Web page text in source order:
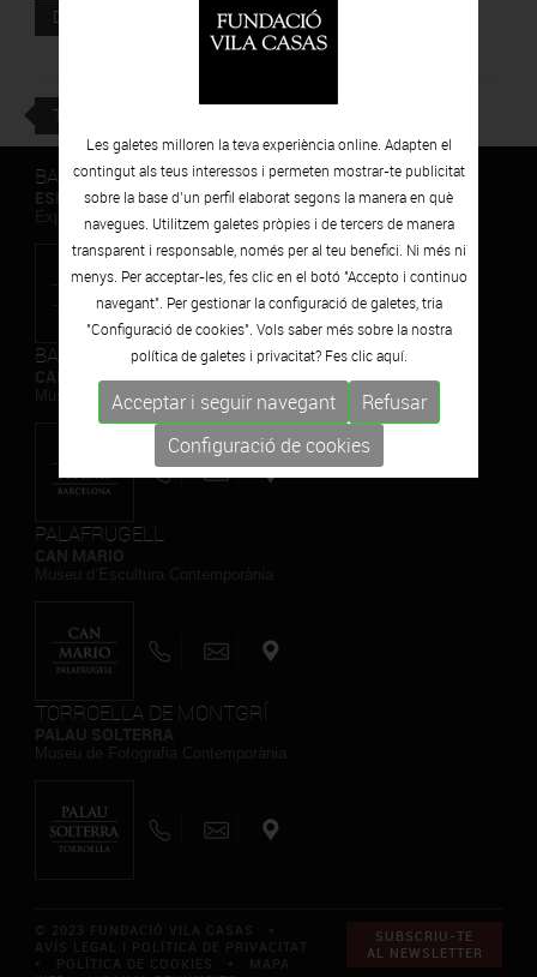
DESCARREGAR Document adjunt
TORNAR
BARCELONA
ESPAIS VOLART
Exposicions Temporals d'Art Contemporani
BARCELONA
CAN FRAMIS
Museu de Pintura Contemporània
PALAFRUGELL
TORROELLA DE MONTGRÍ
SUBSCRIU-TE
AL NEWSLETTER
Les galetes milloren la teva experiència online. Adapten el
contingut als teus interessos i permeten mostrar-te publicitat
sobre la base d’un perfil elaborat segons la manera en què
navegues. Utilitzem galetes pròpies i de tercers de manera
transparent i responsable, només per al teu benefici. Ni més ni
menys. Per acceptar-les, fes clic en el botó "Accepto i continuo
navegant". Per gestionar la configuració de galetes, tria
"Configuració de cookies". Vols saber més sobre la nostra
política de galetes i privacitat? Fes clicaquí.
Acceptar i seguir navegant
Refusar
Configuració de cookies